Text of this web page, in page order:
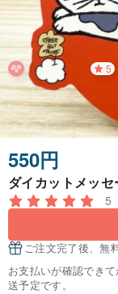
5
550円
ダイカットメッ
5
ご注文完了後、無
お支払いが確認でき
送予定です。